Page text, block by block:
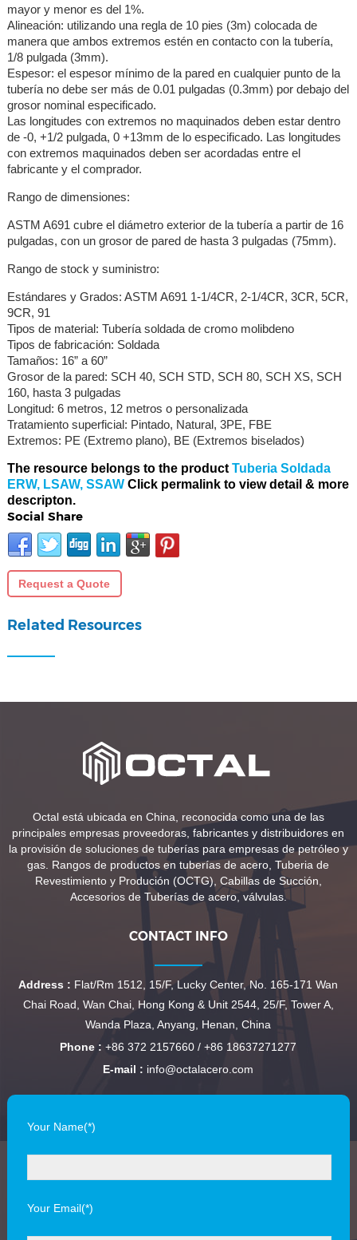
mayor y menor es del 1%.
Alineación: utilizando una regla de 10 pies (3m) colocada de
manera que ambos extremos estén en contacto con la tubería,
1/8 pulgada (3mm).
Espesor: el espesor mínimo de la pared en cualquier punto de la
tubería no debe ser más de 0.01 pulgadas (0.3mm) por debajo del
grosor nominal especificado.
Las longitudes con extremos no maquinados deben estar dentro
de -0, +1/2 pulgada, 0 +13mm de lo especificado. Las longitudes
con extremos maquinados deben ser acordadas entre el
fabricante y el comprador.
Rango de dimensiones:
ASTM A691 cubre el diámetro exterior de la tubería a partir de 16
pulgadas, con un grosor de pared de hasta 3 pulgadas (75mm).
Rango de stock y suministro:
Estándares y Grados: ASTM A691 1-1/4CR, 2-1/4CR, 3CR, 5CR,
9CR, 91
Tipos de material: Tubería soldada de cromo molibdeno
Tipos de fabricación: Soldada
Tamaños: 16” a 60”
Grosor de la pared: SCH 40, SCH STD, SCH 80, SCH XS, SCH
160, hasta 3 pulgadas
Longitud: 6 metros, 12 metros o personalizada
Tratamiento superficial: Pintado, Natural, 3PE, FBE
Extremos: PE (Extremo plano), BE (Extremos biselados)
The resource belongs to the product Tuberia Soldada
ERW, LSAW, SSAW Click permalink to view detail & more
descripton.
Social Share
Request a Quote
Related Resources
Octal está ubicada en China, reconocida como una de las
principales empresas proveedoras, fabricantes y distribuidores en
la provisión de soluciones de tuberías para empresas de petróleo y
gas. Rangos de productos en tuberías de acero, Tuberia de
Revestimiento y Produción (OCTG), Cabillas de Succión,
Accesorios de Tuberías de acero, válvulas.
CONTACT INFO
Address : Flat/Rm 1512, 15/F, Lucky Center, No. 165-171 Wan
Chai Road, Wan Chai, Hong Kong & Unit 2544, 25/F, Tower A,
Wanda Plaza, Anyang, Henan, China
Phone : +86 372 2157660 / +86 18637271277
E-mail : info@octalacero.com
Your Name(*)
Your Email(*)